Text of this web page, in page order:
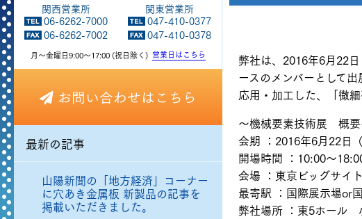
関西営業所
06-6262-7000
06-6262-7002
関東営業所
047-410-0377
047-410-0378
月～金曜日9:00～17:00 (祝日除く) 営業日はこちら
お問い合わせはこちら
最新の記事
山陽新聞の「地方経済」コーナー
に穴あき金属板 新製品の記事を
掲載いただきました。
弊社は、2016年6月22
ースのメンバーとして
応用・加工した、「微
～機械要素技術展 概
会期 ：2016年6月22日
開場時間 ：10:00～
会場 ：東京ビッグサイト
最寄駅 ：国際展示場or
弊社場所 ：東5ホール